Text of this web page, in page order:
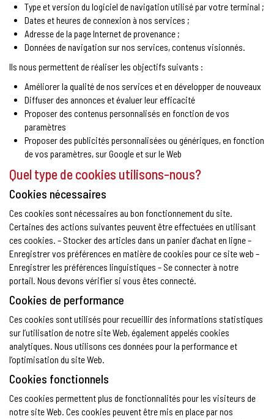
Type et version du logiciel de navigation utilisé par votre terminal ;
Dates et heures de connexion à nos services ;
Adresse de la page Internet de provenance ;
Données de navigation sur nos services, contenus visionnés.
Ils nous permettent de réaliser les objectifs suivants :
Améliorer la qualité de nos services et en développer de nouveaux
Diffuser des annonces et évaluer leur efficacité
Proposer des contenus personnalisés en fonction de vos
paramètres
Proposer des publicités personnalisées ou génériques, en fonction
de vos paramètres, sur Google et sur le Web
Quel type de cookies utilisons-nous?
Cookies nécessaires
Ces cookies sont nécessaires au bon fonctionnement du site.
Certaines des actions suivantes peuvent être effectuées en utilisant
ces cookies. – Stocker des articles dans un panier d’achat en ligne –
Enregistrer vos préférences en matière de cookies pour ce site web –
Enregistrer les préférences linguistiques – Se connecter à notre
portail. Nous devons vérifier si vous êtes connecté.
Cookies de performance
Ces cookies sont utilisés pour recueillir des informations statistiques
sur l’utilisation de notre site Web, également appelés cookies
analytiques. Nous utilisons ces données pour la performance et
l’optimisation du site Web.
Cookies fonctionnels
Ces cookies permettent plus de fonctionnalités pour les visiteurs de
notre site Web. Ces cookies peuvent être mis en place par nos